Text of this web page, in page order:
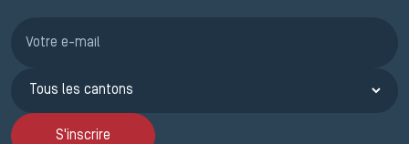
S'inscrire